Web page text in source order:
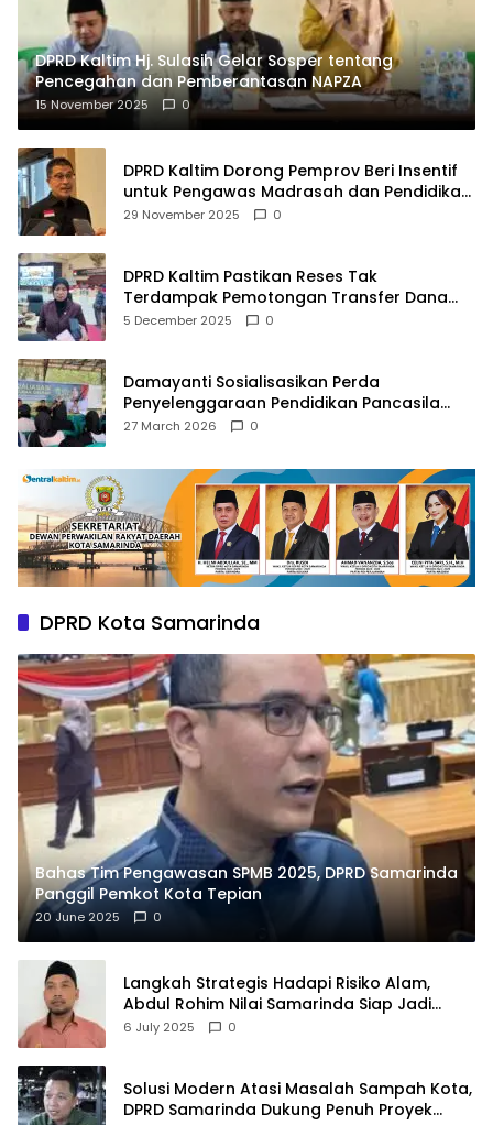
DPRD Kaltim Hj. Sulasih Gelar Sosper tentang
Pencegahan dan Pemberantasan NAPZA
15 November 2025 0
DPRD Kaltim Dorong Pemprov Beri Insentif
untuk Pengawas Madrasah dan Pendidikan
Agama
29 November 2025 0
DPRD Kaltim Pastikan Reses Tak
Terdampak Pemotongan Transfer Dana
Pusat
5 December 2025 0
Damayanti Sosialisasikan Perda
Penyelenggaraan Pendidikan Pancasila
dan Wawasan Kebangsaan
27 March 2026 0
DPRD Kota Samarinda
Bahas Tim Pengawasan SPMB 2025, DPRD Samarinda
Panggil Pemkot Kota Tepian
20 June 2025 0
Langkah Strategis Hadapi Risiko Alam,
Abdul Rohim Nilai Samarinda Siap Jadi
Pusat Logistik Bencana Kalimantan
6 July 2025 0
Solusi Modern Atasi Masalah Sampah Kota,
DPRD Samarinda Dukung Penuh Proyek